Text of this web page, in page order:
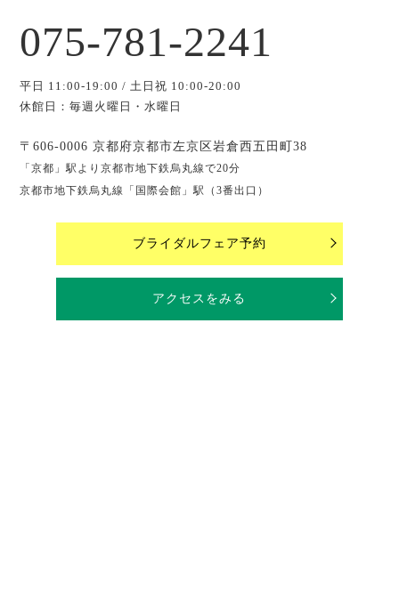
075-781-2241
平日 11:00-19:00 / 土日祝 10:00-20:00
休館日：毎週火曜日・水曜日
〒606-0006 京都府京都市左京区岩倉西五田町38
「京都」駅より京都市地下鉄烏丸線で20分
京都市地下鉄烏丸線「国際会館」駅（3番出口）
ブライダルフェア予約
アクセスをみる